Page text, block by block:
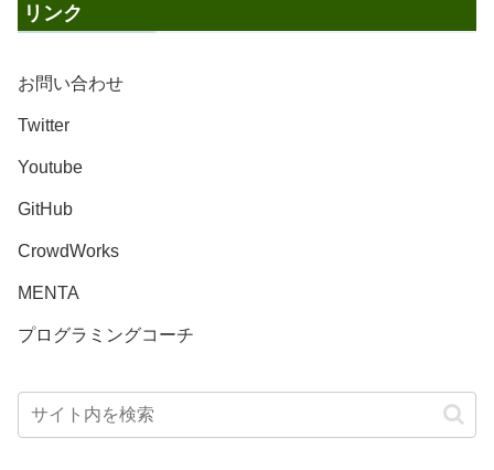
リンク
お問い合わせ
Twitter
Youtube
GitHub
CrowdWorks
MENTA
プログラミングコーチ